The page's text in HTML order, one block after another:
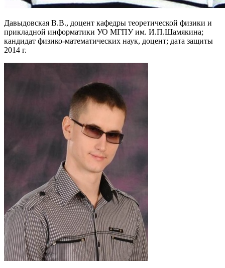
Давыдовская В.В., доцент кафедры теоретической физики и
прикладной информатики УО МГПУ им. И.П.Шамякина;
кандидат физико-математических наук, доцент; дата защиты
2014 г.